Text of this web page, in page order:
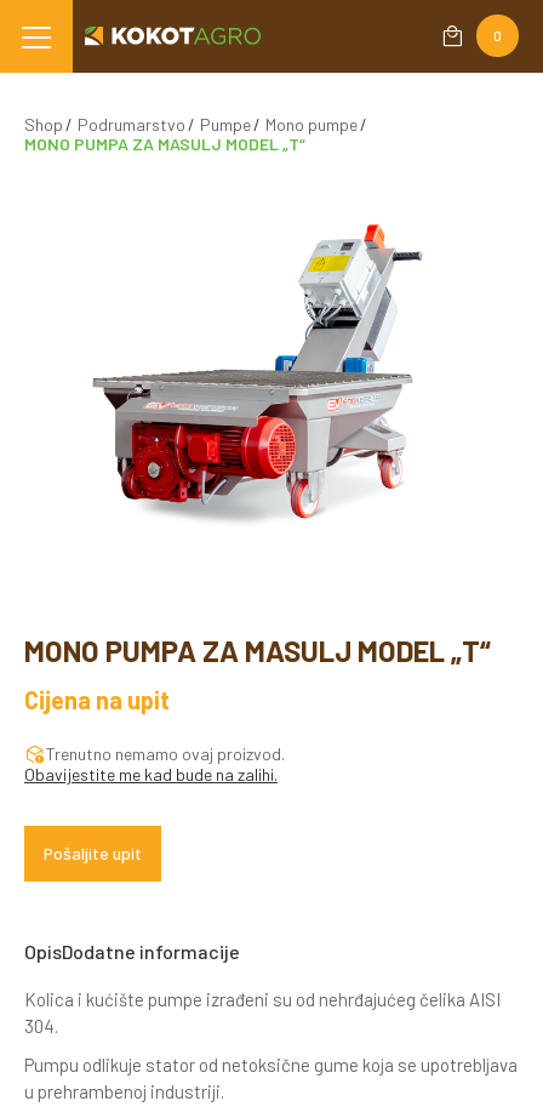
0
Shop Podrumarstvo Pumpe
Mono pumpe
MONO PUMPA ZA MASULJ MODEL „T“
MONO PUMPA ZA MASULJ MODEL „T“
Cijena na upit
Trenutno nemamo ovaj proizvod.
Obavijestite me kad bude na zalihi.
Pošaljite upit
OpisDodatne informacije
Kolica i kućište pumpe izrađeni su od nehrđajućeg čelika AISI
304.
Pumpu odlikuje stator od netoksične gume koja se upotrebljava
u prehrambenoj industriji.